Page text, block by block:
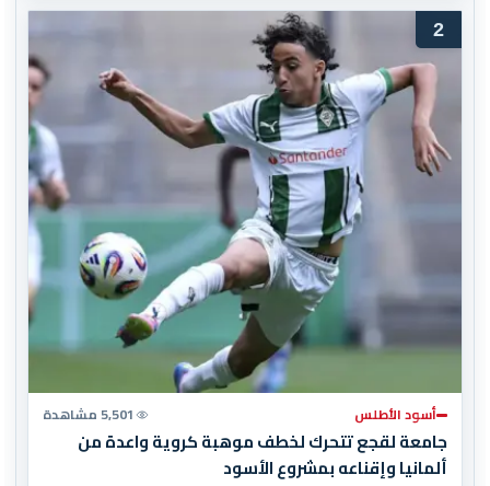
2
أسود الأطلس 5,501 مشاهدة
جامعة لقجع تتحرك لخطف موهبة كروية واعدة من
ألمانيا وإقناعه بمشروع الأسود